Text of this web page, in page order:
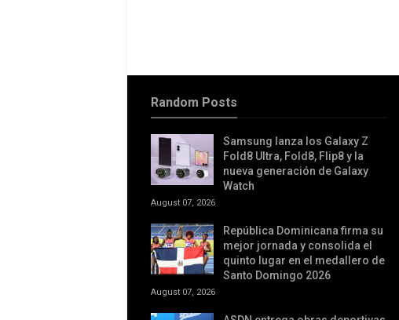
Random Posts
Samsung lanza los Galaxy Z
Fold8 Ultra, Fold8, Flip8 y la
nueva generación de Galaxy
Watch
August 07, 2026
República Dominicana firma su
mejor jornada y consolida el
quinto lugar en el medallero de
Santo Domingo 2026
August 07, 2026